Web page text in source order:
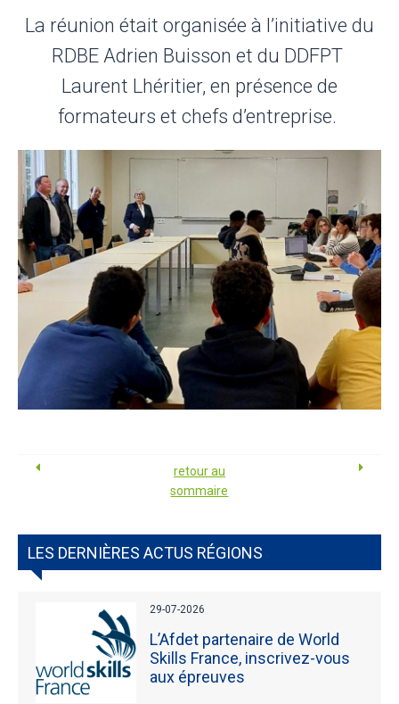
La réunion était organisée à l’initiative du
RDBE Adrien Buisson et du DDFPT
Laurent Lhéritier, en présence de
formateurs et chefs d’entreprise.
retour au
sommaire
LES DERNIÈRES ACTUS RÉGIONS
29-07-2026
L’Afdet partenaire de World
Skills France, inscrivez-vous
aux épreuves